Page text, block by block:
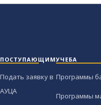
ПОСТУПАЮЩИМ
Подать заявку в
АУЦА
УЧЕБА
Программы
Программы